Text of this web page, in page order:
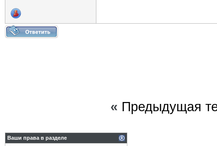
« Предыдущая
Ваши права в разделе